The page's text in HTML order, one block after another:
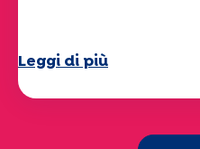
Leggi di più